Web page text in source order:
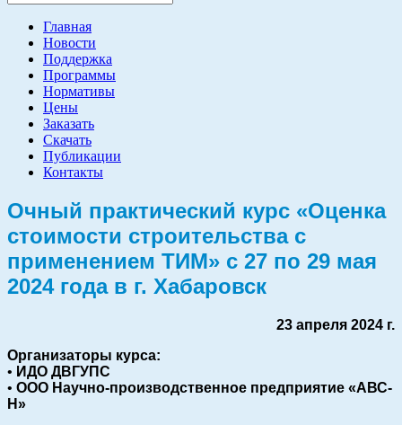
Главная
Новости
Поддержка
Программы
Нормативы
Цены
Заказать
Скачать
Публикации
Контакты
Очный практический курс «Оценка
стоимости строительства с
применением ТИМ» с 27 по 29 мая
2024 года в г. Хабаровск
23 апреля 2024 г.
Организаторы курса:
• ИДО ДВГУПС
• ООО Научно-производственное предприятие «АВС-
Н»